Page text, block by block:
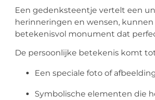
Een gedenksteentje vertelt een
herinneringen en wensen,
betekenisvol monument dat
De persoonlijke betekenis komt
Een speciale foto of
Symbolische elementen die